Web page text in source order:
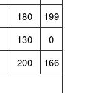
180
199
130
0
200 166